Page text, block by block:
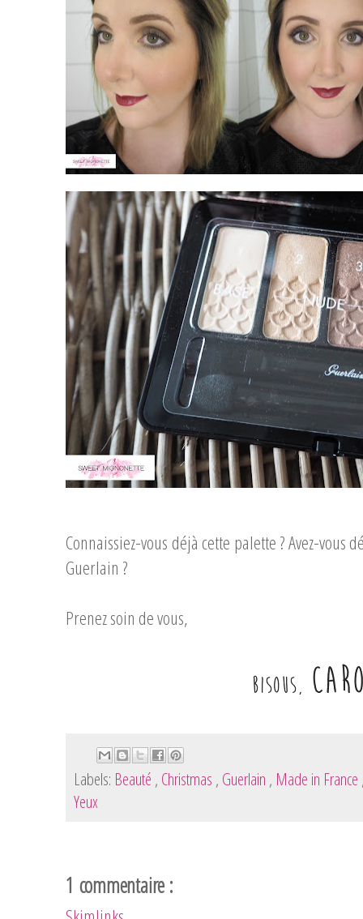
Connaissiez-vous déjà cette palette ? Avez-vous
Guerlain ?
Prenez soin de vous,
Labels: Beauté , Christmas , Guerlain , Made in France
Yeux
1 commentaire :